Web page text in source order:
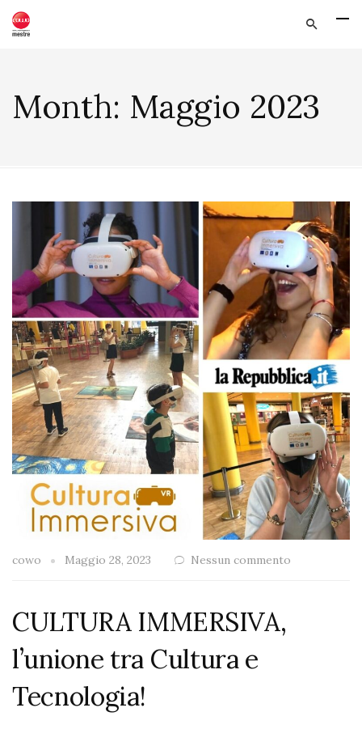
Month: Maggio 2023
cowo Maggio 28, 2023 Nessun commento
CULTURA IMMERSIVA,
l’unione tra Cultura e
Tecnologia!